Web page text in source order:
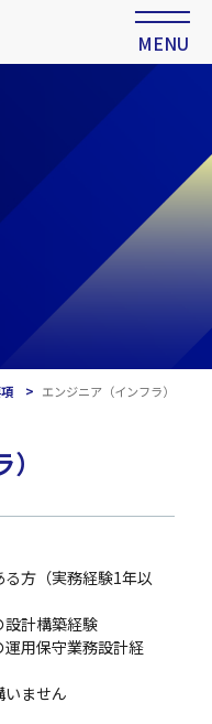
MENU
エンジニア（インフラ）
方（実務経験1年以
設計構築経験
運用保守業務設計経
ません